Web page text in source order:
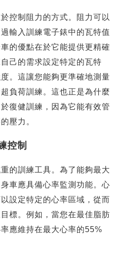
控制阻力的方式。阻力可以
輸入訓練電子錶中的瓦特值
的優點在於它能提供更精確
己的需求設定特定的瓦特
。這讓您能夠更準確地測量
負荷訓練。這也正是為什麼
復健訓練，因為它能有效管
壓力。
控制
的訓練工具。為了能夠最大
車應具備心率監測功能。心
設定特定的心率區域，從而
標。例如，當您在最佳脂肪
應維持在最大心率的55%